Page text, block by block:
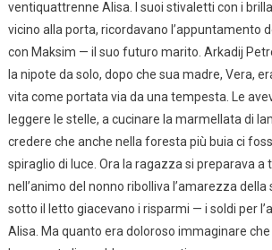
ventiquattrenne Alisa. I suoi stivaletti con i
vicino alla porta, ricordavano l’appuntamento
con Maksim — il suo futuro marito. Arkadij
la nipote da solo, dopo che sua madre, Vera,
vita come portata via da una tempesta. Le
leggere le stelle, a cucinare la marmellata di
credere che anche nella foresta più buia ci
spiraglio di luce. Ora la ragazza si preparava a
nell’animo del nonno ribolliva l’amarezza della
sotto il letto giacevano i risparmi — i soldi per
Alisa. Ma quanto era doloroso immaginare